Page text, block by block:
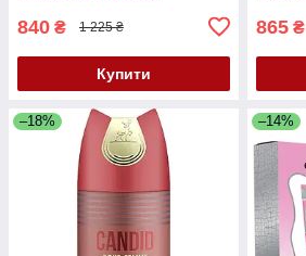
840 ₴ 1 225 ₴
Купити
865 ₴
–18% –14%